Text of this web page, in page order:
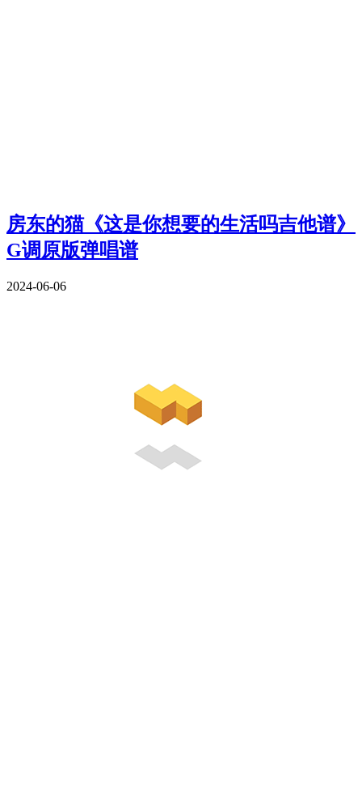
房东的猫《这是你想要的生活吗吉他谱》
G调原版弹唱谱
2024-06-06